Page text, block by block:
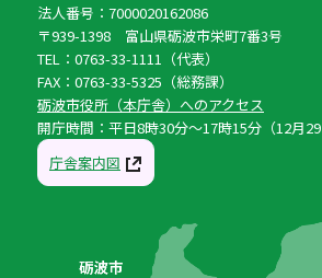
法人番号：7000020162086
〒939-1398 富山県砺波市栄町7番3号
TEL：0763-33-1111（代表）
FAX：0763-33-5325（総務課）
砺波市役所（本庁舎）へのアクセス
開庁時間：平日8時30分〜17時15分（12月29
庁舎案内図